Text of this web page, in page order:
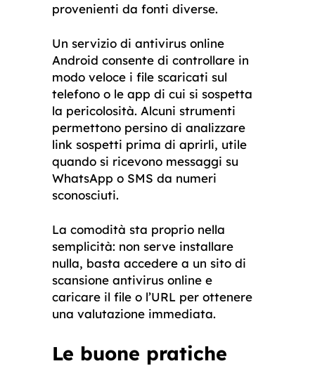
provenienti da fonti diverse.
Un servizio di antivirus online
Android consente di controllare in
modo veloce i file scaricati sul
telefono o le app di cui si sospetta
la pericolosità. Alcuni strumenti
permettono persino di analizzare
link sospetti prima di aprirli, utile
quando si ricevono messaggi su
WhatsApp o SMS da numeri
sconosciuti.
La comodità sta proprio nella
semplicità: non serve installare
nulla, basta accedere a un sito di
scansione antivirus online e
caricare il file o l’URL per ottenere
una valutazione immediata.
Le buone pratiche